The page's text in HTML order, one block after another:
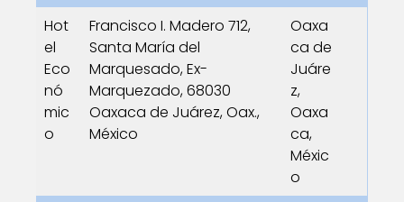
Hot
el
Eco
nó
mic
o
Francisco I. Madero 712,
Santa María del
Marquesado, Ex-
Marquezado, 68030
Oaxaca de Juárez, Oax.,
México
Oaxa
ca de
Juáre
z,
Oaxa
ca,
Méxic
o